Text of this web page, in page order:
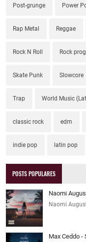
Post-grunge Power
Rap Metal Reggae
Rock N Roll Rock
Skate Punk Slowcore
Trap World Music
classic rock edm
indie pop latin pop
POSTS POPULARES
Naomi
Naomi
Max Ceddo -